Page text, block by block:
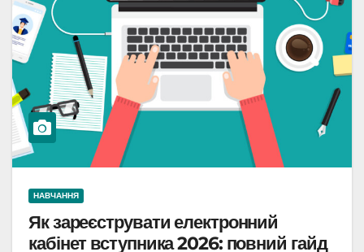
НАВЧАННЯ
Як зареєструвати електронний
кабінет вступника 2026: повний гайд